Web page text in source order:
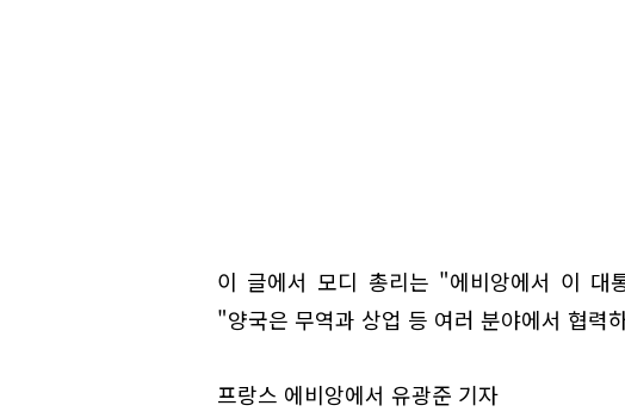
이 글에서 모디 총리는 "에비앙에서 이 대
"양국은 무역과 상업 등 여러 분야에서 협력
프랑스 에비앙에서 유광준 기자